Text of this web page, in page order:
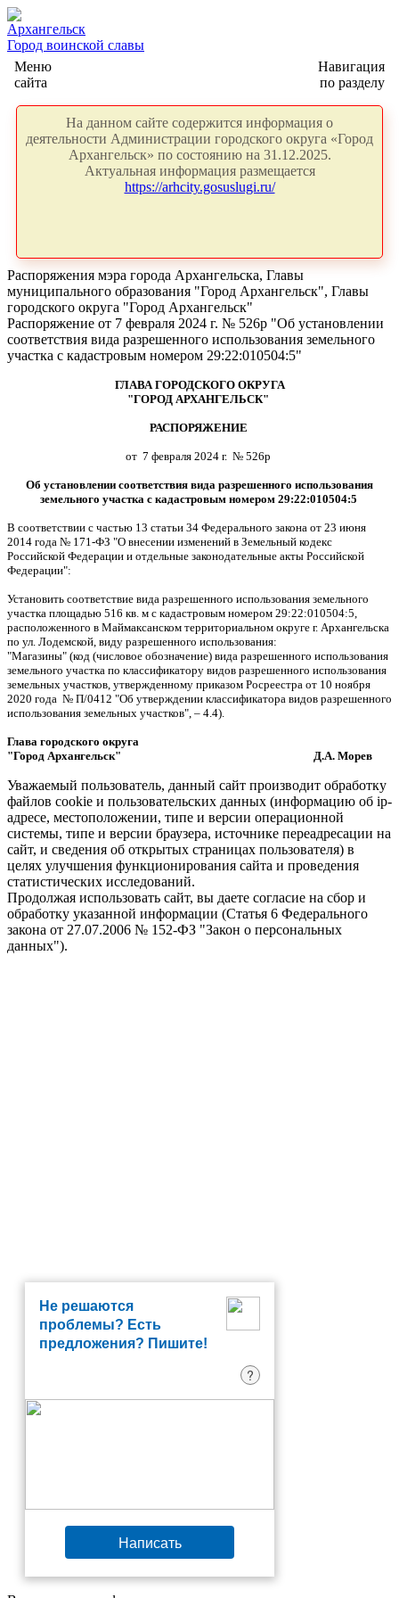
Архангельск
Город воинской славы
Меню
сайта
Навигация
по разделу
На данном сайте содержится информация о
деятельности Администрации городского округа «Город
Архангельск» по состоянию на 31.12.2025.
Актуальная информация размещается
https://arhcity.gosuslugi.ru/
Распоряжения мэра города Архангельска, Главы
муниципального образования "Город Архангельск", Главы
городского округа "Город Архангельск"
Распоряжение от 7 февраля 2024 г. № 526р "Об установлении
соответствия вида разрешенного использования земельного
участка с кадастровым номером 29:22:010504:5"
ГЛАВА ГОРОДСКОГО ОКРУГА
"ГОРОД АРХАНГЕЛЬСК"
РАСПОРЯЖЕНИЕ
от 7 февраля 2024 г. № 526р
Об установлении соответствия вида разрешенного использования
земельного участка с кадастровым номером 29:22:010504:5
В соответствии с частью 13 статьи 34 Федерального закона от 23 июня
2014 года № 171-ФЗ "О внесении изменений в Земельный кодекс
Российской Федерации и отдельные законодательные акты Российской
Федерации":
Установить соответствие вида разрешенного использования земельного
участка площадью 516 кв. м с кадастровым номером 29:22:010504:5,
расположенного в Маймаксанском территориальном округе г. Архангельска
по ул. Лодемской, виду разрешенного использования:
"Магазины" (код (числовое обозначение) вида разрешенного использования
земельного участка по классификатору видов разрешенного использования
земельных участков, утвержденному приказом Росреестра от 10 ноября
2020 года № П/0412 "Об утверждении классификатора видов разрешенного
использования земельных участков", – 4.4).
Глава городского округа
"Город Архангельск" Д.А. Морев
Уважаемый пользователь, данный сайт производит обработку
файлов cookie и пользовательских данных (информацию об ip-
адресе, местоположении, типе и версии операционной
системы, типе и версии браузера, источнике переадресации на
сайт, и сведения об открытых страницах пользователя) в
целях улучшения функционирования сайта и проведения
статистических исследований.
Продолжая использовать сайт, вы даете согласие на сбор и
обработку указанной информации (Статья 6 Федерального
закона от 27.07.2006 № 152-ФЗ "Закон о персональных
данных").
Не решаются
проблемы? Есть
предложения? Пишите!
?
Написать